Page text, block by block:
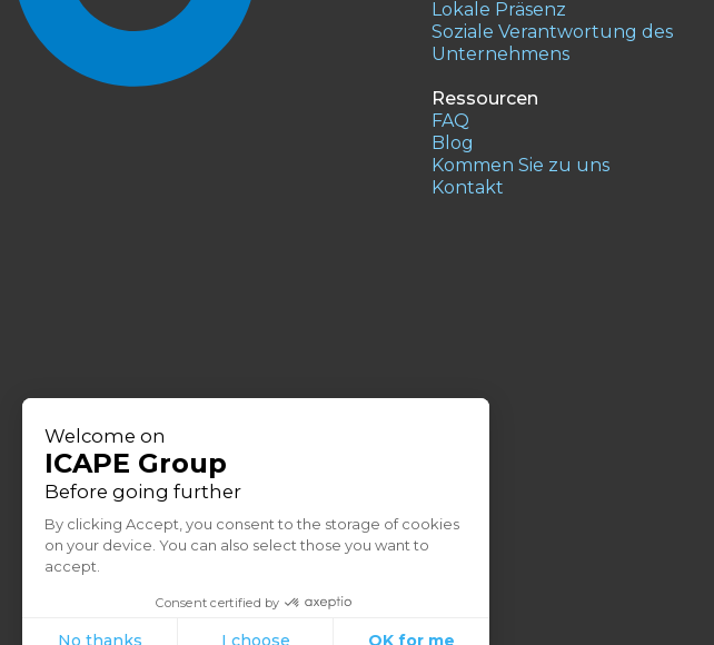
Lokale Präsenz
Soziale Verantwortung des
Unternehmens
Ressourcen
FAQ
Blog
Kommen Sie zu uns
Kontakt